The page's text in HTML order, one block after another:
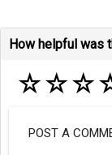
How helpful was
☆☆☆
POST A